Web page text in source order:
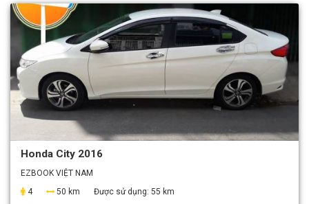
Honda City 2016
EZBOOK VIỆT NAM
4
50 km Được sử dụng: 55 km